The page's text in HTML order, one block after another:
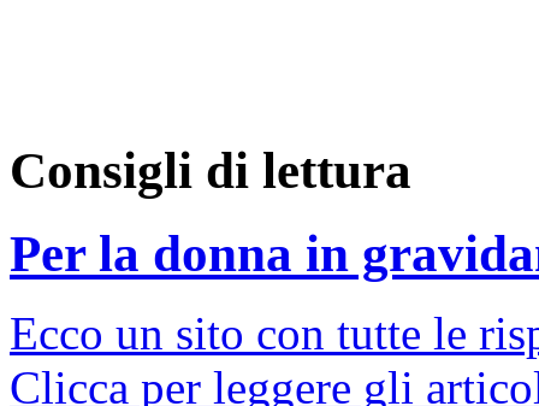
Consigli di lettura
Per la donna in
Ecco un sito con tutte le
Clicca per leggere gli